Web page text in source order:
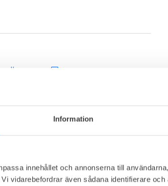
Information
innehållet och annonserna till
vidarebefordrar även sådana identifierare och
Visa mer
wow-faktor och hemmakänsla.
vid kanalen och när ni har gått in genom
möts både ni och era gäster av ett